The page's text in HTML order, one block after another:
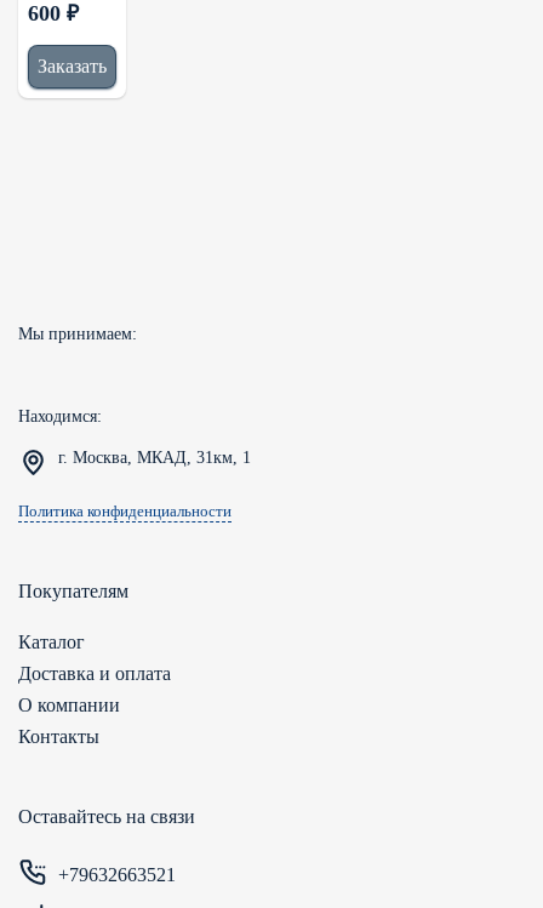
(1/) 6A320-
6A32058862
600 ₽
Заказать
Мы принимаем:
Находимся:
г. Москва, МКАД, 31км, 1
Политика конфиденциальности
Покупателям
Каталог
Доставка и оплата
О компании
Контакты
Оставайтесь на связи
+79632663521